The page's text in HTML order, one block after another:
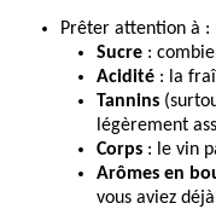
Prêter attention à :
Sucre :
Acidité : la
Tannins
légèrement
Corps : le vin
Arômes en
vous aviez